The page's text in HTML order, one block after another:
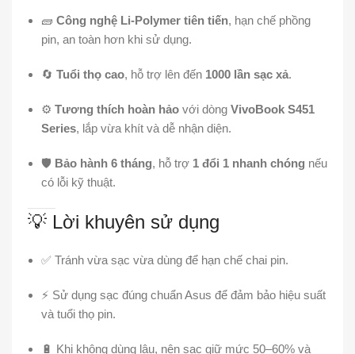
🧱 Công nghệ Li-Polymer tiên tiến, hạn chế phồng
pin, an toàn hơn khi sử dụng.
🔄 Tuổi thọ cao, hỗ trợ lên đến 1000 lần sạc xả.
⚙️ Tương thích hoàn hảo với dòng VivoBook S451
Series, lắp vừa khít và dễ nhận diện.
🛡️ Bảo hành 6 tháng, hỗ trợ 1 đổi 1 nhanh chóng nếu
có lỗi kỹ thuật.
💡 Lời khuyên sử dụng
✅ Tránh vừa sạc vừa dùng để hạn chế chai pin.
⚡ Sử dụng sạc đúng chuẩn Asus để đảm bảo hiệu suất
và tuổi thọ pin.
🔋 Khi không dùng lâu, nên sạc giữ mức 50–60% và